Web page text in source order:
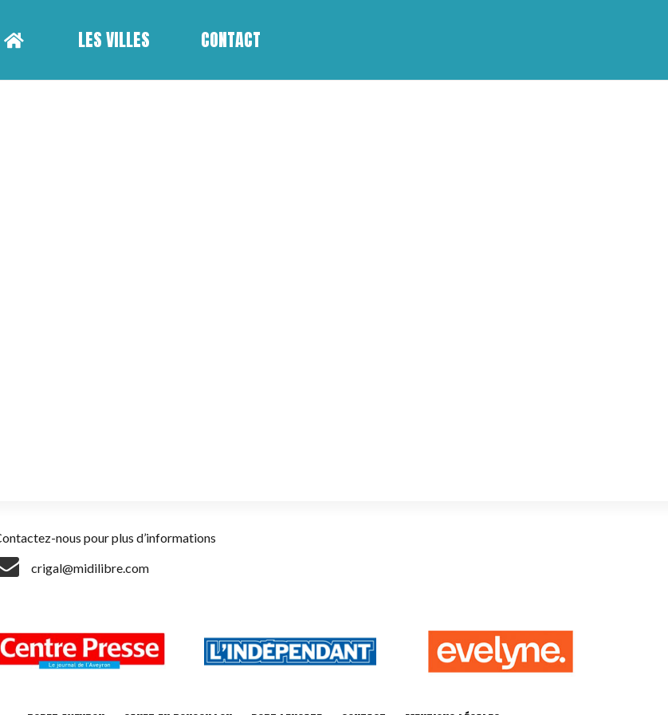
LES VILLES CONTACT
nous pour plus d’informations
crigal@midilibre.com